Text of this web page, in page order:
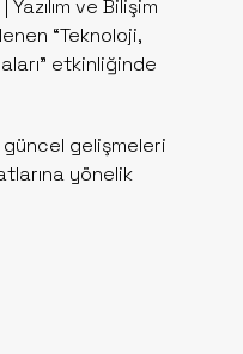
ve Bilişim
“Teknoloji,
etkinliğinde
gelişmeleri
yönelik